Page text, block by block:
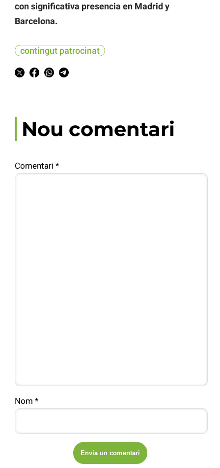
con significativa presencia en Madrid y
Barcelona.
contingut patrocinat
Nou comentari
Comentari *
Nom *